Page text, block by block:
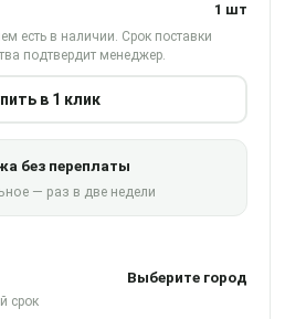
1 шт
есть в наличии. Срок поставки
подтвердит менеджер.
в 1 клик
без переплаты
— раз в две недели
Выберите город
срок